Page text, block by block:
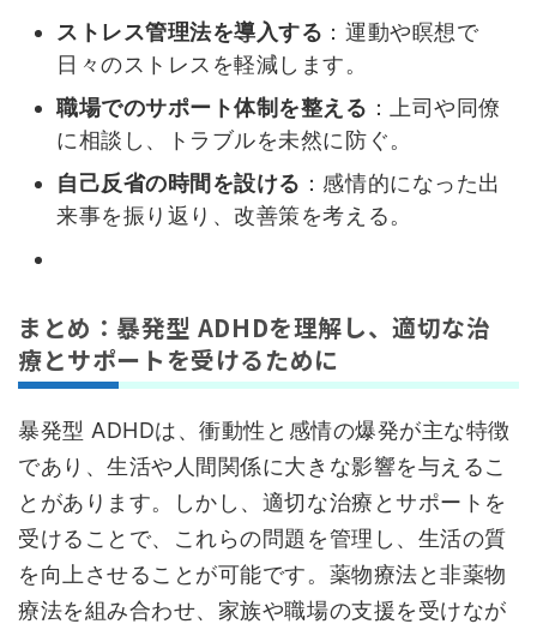
ストレス管理法を導入する ：運動や瞑想で
日々のストレスを軽減します。
職場でのサポート体制を整える ：上司や同僚
に相談し、トラブルを未然に防ぐ。
自己反省の時間を設ける ：感情的になった出
来事を振り返り、改善策を考える。
まとめ：暴発型 ADHDを理解し、適切な治
療とサポートを受けるために
暴発型 ADHDは、衝動性と感情の爆発が主な特徴
であり、生活や人間関係に大きな影響を与えるこ
とがあります。しかし、適切な治療とサポートを
受けることで、これらの問題を管理し、生活の質
を向上させることが可能です。薬物療法と非薬物
療法を組み合わせ、家族や職場の支援を受けなが